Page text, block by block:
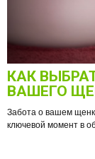
КАК
ВАШЕГО
Забота о вашем
ключевой момент в